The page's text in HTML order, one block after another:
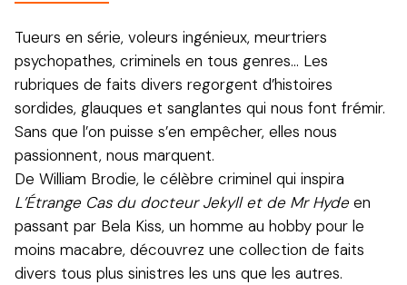
Tueurs en série, voleurs ingénieux, meurtriers
psychopathes, criminels en tous genres… Les
rubriques de faits divers regorgent d’histoires
sordides, glauques et sanglantes qui nous font frémir.
Sans que l’on puisse s’en empêcher, elles nous
passionnent, nous marquent.
De William Brodie, le célèbre criminel qui inspira
L’Étrange Cas du docteur Jekyll et de Mr Hyde en
passant par Bela Kiss, un homme au hobby pour le
moins macabre, découvrez une collection de faits
divers tous plus sinistres les uns que les autres.